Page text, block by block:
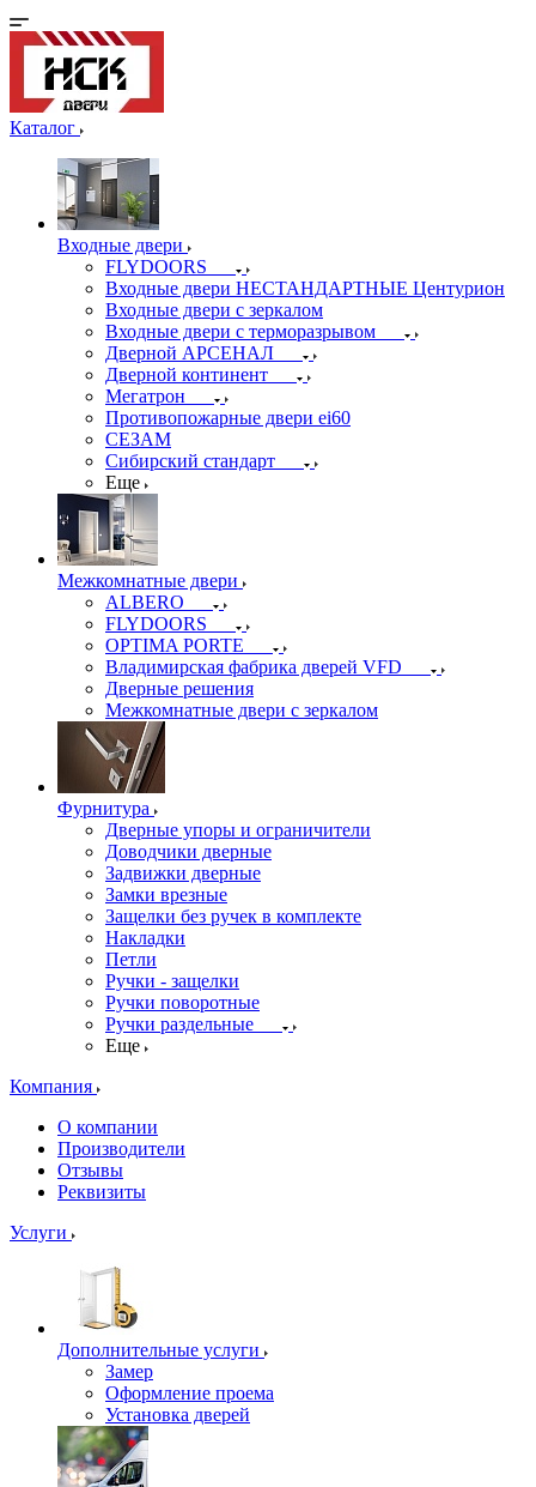
Каталог
Входные двери
FLYDOORS
Входные двери НЕСТАНДАРТНЫЕ Центурион
Входные двери с зеркалом
Входные двери с терморазрывом
Дверной АРСЕНАЛ
Дверной континент
Мегатрон
Противопожарные двери ei60
СЕЗАМ
Сибирский стандарт
Еще
Межкомнатные двери
ALBERO
FLYDOORS
OPTIMA PORTE
Владимирская фабрика дверей VFD
Дверные решения
Межкомнатные двери c зеркалом
Фурнитура
Дверные упоры и ограничители
Доводчики дверные
Задвижки дверные
Замки врезные
Защелки без ручек в комплекте
Накладки
Петли
Ручки - защелки
Ручки поворотные
Ручки раздельные
Еще
Компания
О компании
Производители
Отзывы
Реквизиты
Услуги
Дополнительные услуги
Замер
Оформление проема
Установка дверей